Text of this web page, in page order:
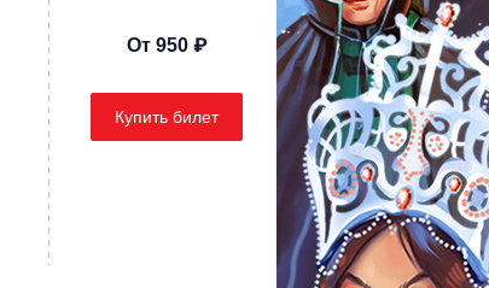
От 950 ₽
Купить билет